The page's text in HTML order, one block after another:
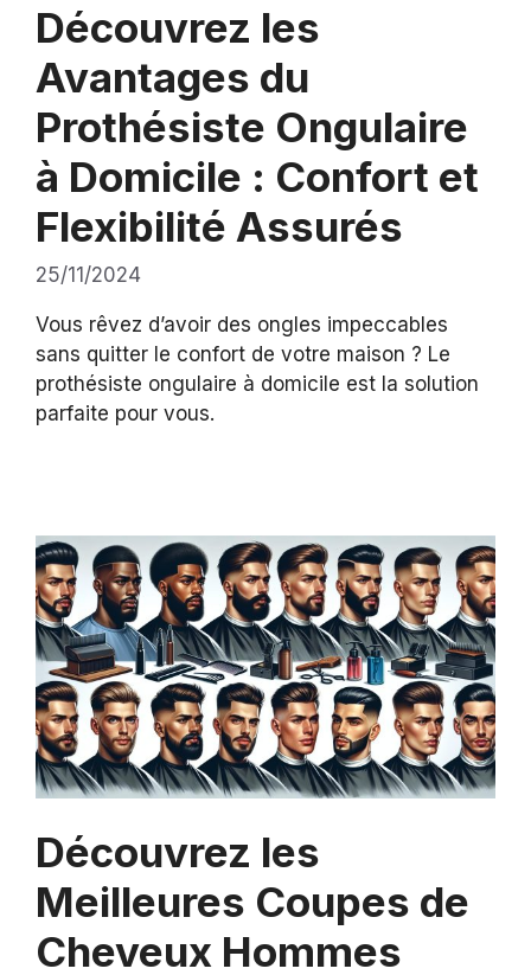
Découvrez les
Avantages du
Prothésiste Ongulaire
à Domicile : Confort et
Flexibilité Assurés
25/11/2024
Vous rêvez d’avoir des ongles impeccables
sans quitter le confort de votre maison ? Le
prothésiste ongulaire à domicile est la solution
parfaite pour vous.
Découvrez les
Meilleures Coupes de
Cheveux Hommes